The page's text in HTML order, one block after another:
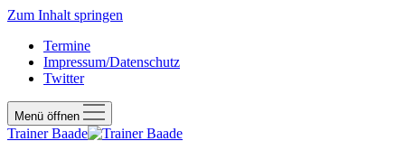
Zum Inhalt springen
Termine
Impressum/Datenschutz
Twitter
Menü öffnen
Trainer Baade